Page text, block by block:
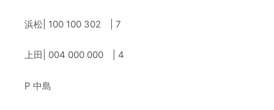
浜松| 100 100 302 | 7
上田| 004 000 000 | 4
P 中島